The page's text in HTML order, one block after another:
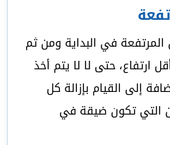
في البداية ومن ثم
ارتفاع، حتى لا لا يتم أخذ
إلى القيام بإزالة كل
التي تكون ضيقة في